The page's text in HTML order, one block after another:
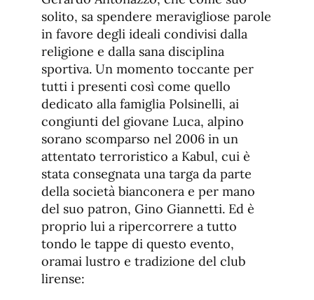
solito, sa spendere meravigliose parole
in favore degli ideali condivisi dalla
religione e dalla sana disciplina
sportiva. Un momento toccante per
tutti i presenti così come quello
dedicato alla famiglia Polsinelli, ai
congiunti del giovane Luca, alpino
sorano scomparso nel 2006 in un
attentato terroristico a Kabul, cui è
stata consegnata una targa da parte
della società bianconera e per mano
del suo patron, Gino Giannetti. Ed è
proprio lui a ripercorrere a tutto
tondo le tappe di questo evento,
oramai lustro e tradizione del club
lirense: